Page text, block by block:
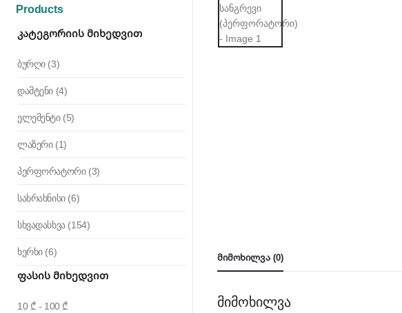
ᲛᲘᲛᲝᲮᲘᲚᲕᲐ (0)
მიმოხილვა
Products
Კატეგორიის Მიხედვით
ბურღი(3)
დამტენი (4)
ელემენტი(5)
ლაზერი(1)
პერფორატორი(3)
სახრახნისი(6)
სხვადასხვა(154)
ხერხი(6)
Ფასის Მიხედვით
10 ₾ - 100 ₾